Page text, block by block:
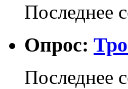
Последнее
Опрос:
Последнее